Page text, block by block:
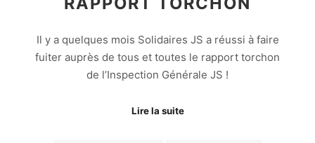
Il y a quelques mois Solidaires JS a réussi à faire
fuiter auprès de tous et toutes le rapport torchon
de l’Inspection Générale JS !
Lire la suite